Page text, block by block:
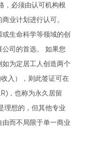
，必须由认可机构根
业计划进行认可。
生命科学等领域的创
司的首选。 如果您
为定居工人创造两个
入），则此签证可在
，也称为永久居留
理想的，但其他专业
而不局限于单一商业